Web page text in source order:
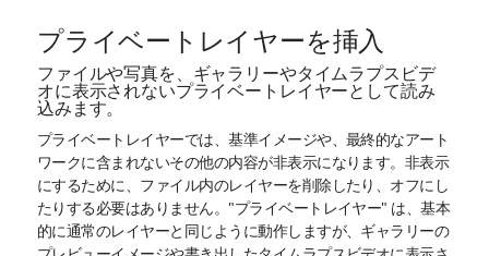
プライベートレイヤーを挿入
ファイルや写真を、ギャラリーやタイムラプスビデ
オに表示されないプライベートレイヤーとして読み
込みます。
プライベートレイヤーでは、基準イメージや、最終的なアート
ワークに含まれないその他の内容が非表示になります。非表示
にするために、ファイル内のレイヤーを削除したり、オフにし
たりする必要はありません。"プライベートレイヤー" は、基本
的に通常のレイヤーと同じように動作しますが、ギャラリーの